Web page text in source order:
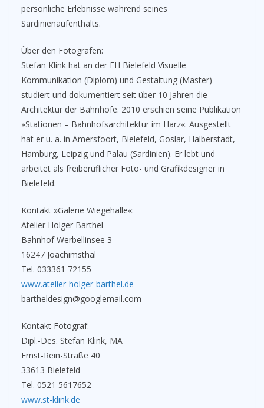
persönliche Erlebnisse während seines
Sardinienaufenthalts.
Über den Fotografen:
Stefan Klink hat an der FH Bielefeld Visuelle
Kommunikation (Diplom) und Gestaltung (Master)
studiert und dokumentiert seit über 10 Jahren die
Architektur der Bahnhöfe. 2010 erschien seine Publikation
»Stationen – Bahnhofsarchitektur im Harz«. Ausgestellt
hat er u. a. in Amersfoort, Bielefeld, Goslar, Halberstadt,
Hamburg, Leipzig und Palau (Sardinien). Er lebt und
arbeitet als freiberuflicher Foto- und Grafikdesigner in
Bielefeld.
Kontakt »Galerie Wiegehalle«:
Atelier Holger Barthel
Bahnhof Werbellinsee 3
16247 Joachimsthal
Tel. 033361 72155
www.atelier-holger-barthel.de
bartheldesign@googlemail.com
Kontakt Fotograf:
Dipl.-Des. Stefan Klink, MA
Ernst-Rein-Straße 40
33613 Bielefeld
Tel. 0521 5617652
www.st-klink.de